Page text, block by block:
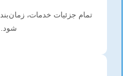
تمام جزئیات خدمات، زمان‌بندی و